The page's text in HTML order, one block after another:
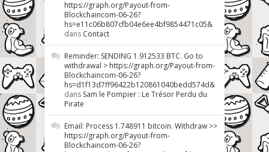
https://graph.org/Payout-from-
Blockchaincom-06-26?
hs=e11c06b807cfb04e6ee4bf9854471c05&
dans Contact
Reminder: SENDING 1.912533 BTC. Go to
withdrawal > https://graph.org/Payout-from-
Blockchaincom-06-26?
hs=d1f13d7ff96422b120861040bedd574d&
dans Sam le Pompier : Le Trésor Perdu du
Pirate
Email: Process 1.748911 bitcoin. Withdraw >>
https://graph.org/Payout-from-
Blockchaincom-06-26?